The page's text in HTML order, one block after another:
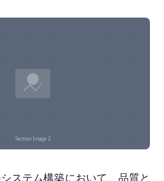
ステム構築において、品質と